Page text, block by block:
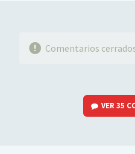
Comentarios
VER35